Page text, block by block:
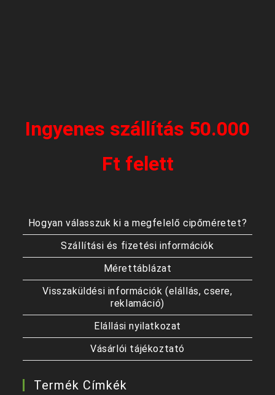
Ingyenes szállítás 50.000
Ft felett
Hogyan válasszuk ki a megfelelő cipőméretet?
Szállítási és fizetési információk
Mérettáblázat
Visszaküldési információk (elállás, csere,
reklamáció)
Elállási nyilatkozat
Vásárlói tájékoztató
Termék Címkék